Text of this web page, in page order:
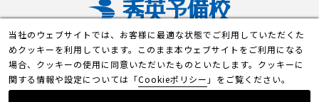
静岡本部校
〒420-0839 静岡県静岡市葵区鷹匠2丁目7-1
当社のウェブサイトでは、お客様に最適な状態でご利用していただくた
めクッキーを利用しています。このまま本ウェブサイトをご利用になる
場合、クッキーの使用に同意いただいたものといたします。クッキーに
関する情報や設定については「Cookieポリシー 」をご覧ください。